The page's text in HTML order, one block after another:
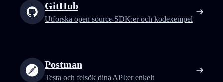
GitHub
Utforska open source-SDK:er och kodexempel
Postman
Testa och felsök dina API:er enkelt